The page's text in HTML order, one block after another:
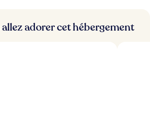
adorer cet hébergement